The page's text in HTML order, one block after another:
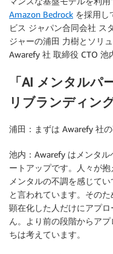
Amazon Bedrock を採用し
ビス ジャパン合同会社 ス
ジャーの浦田 力樹とソリ
Awarefy 社 取締役 CTO 池
「AI メンタルパ
リブランディン
浦田：まずは Awarefy 社
池内：Awarefy はメンタ
ートアップです。人々が
メンタルの不調を感じて
と言われています。その
顕在化した人だけにアプ
ん。より前の段階からア
ちは考えています。